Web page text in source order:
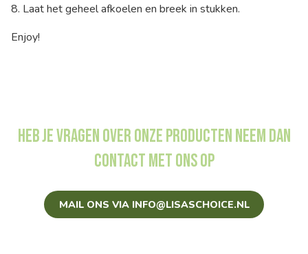
8. Laat het geheel afkoelen en breek in stukken.
Enjoy!
Heb je vragen over onze producten neem dan
contact met ons op
MAIL ONS VIA INFO@LISASCHOICE.NL